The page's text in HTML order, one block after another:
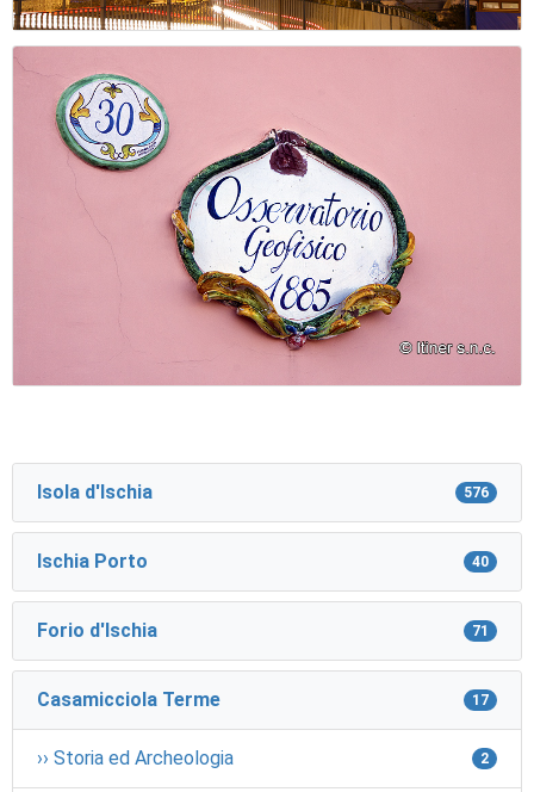
Isola d'Ischia 576
Ischia Porto 40
Forio d'Ischia 71
Casamicciola Terme 17
›› Storia ed Archeologia 2